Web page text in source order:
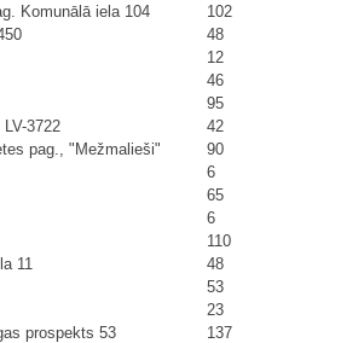
Komunālā iela 104
102
48
12
46
95
3722
42
pag., "Mežmalieši"
90
6
65
6
110
11
48
53
23
prospekts 53
137